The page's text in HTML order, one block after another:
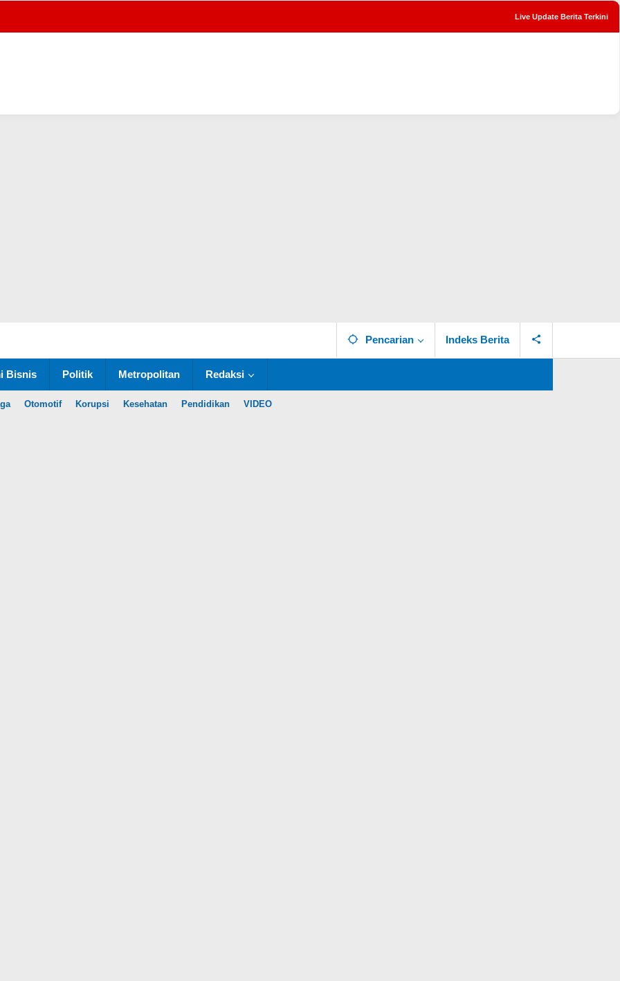
Live Update Berita Terkini
Pencarian Indeks Berita
Bisnis Politik Metropolitan Redaksi
Otomotif Korupsi Kesehatan Pendidikan VIDEO